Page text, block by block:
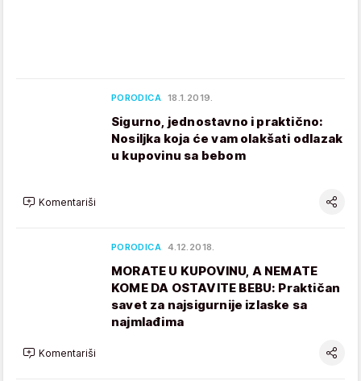
PORODICA 18.1.2019.
Sigurno, jednostavno i praktično:
Nosiljka koja će vam olakšati odlazak
u kupovinu sa bebom
Komentariši
PORODICA 4.12.2018.
MORATE U KUPOVINU, A NEMATE
KOME DA OSTAVITE BEBU: Praktičan
savet za najsigurnije izlaske sa
najmlađima
Komentariši